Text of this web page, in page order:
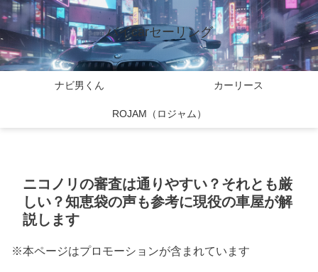
バイcarセーリング
ナビ男くん カーリース
ROJAM（ロジャム）
ニコノリの審査は通りやすい？それとも厳
しい？知恵袋の声も参考に現役の車屋が解
説します
※本ページはプロモーションが含まれています